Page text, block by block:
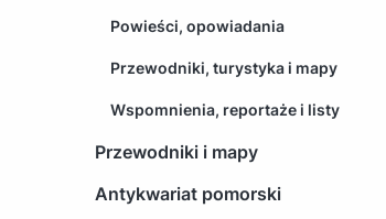
Powieści, opowiadania
Przewodniki, turystyka i mapy
Wspomnienia, reportaże i listy
Przewodniki i mapy
Antykwariat pomorski